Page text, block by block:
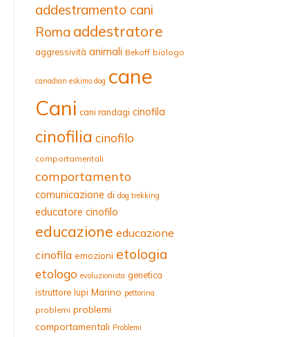
addestramento cani
Roma addestratore
aggressività animali Bekoff biologo
canadian eskimo dog cane
Cani cani randagi cinofila
cinofilia cinofilo
comportamentali
comportamento
comunicazione di dog trekking
educatore cinofilo
educazione educazione
cinofila emozioni etologia
etologo evoluzionista genetica
istruttore lupi Marino pettorina
problemi problemi
comportamentali Problemi